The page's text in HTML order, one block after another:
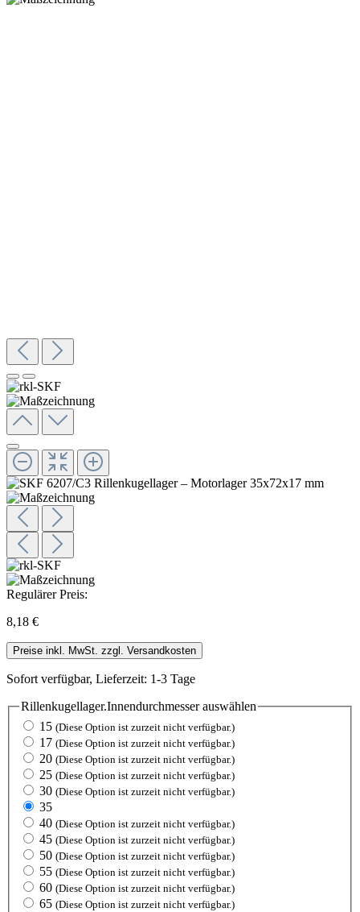
Regulärer Preis:
8,18 €
Preise inkl. MwSt. zzgl. Versandkosten
Sofort verfügbar, Lieferzeit: 1-3 Tage
Rillenkugellager.Innendurchmesserauswählen
15 (Diese Option ist zurzeit nicht verfügbar.)
17 (Diese Option ist zurzeit nicht verfügbar.)
20 (Diese Option ist zurzeit nicht verfügbar.)
25 (Diese Option ist zurzeit nicht verfügbar.)
30 (Diese Option ist zurzeit nicht verfügbar.)
35
40 (Diese Option ist zurzeit nicht verfügbar.)
45 (Diese Option ist zurzeit nicht verfügbar.)
50 (Diese Option ist zurzeit nicht verfügbar.)
55 (Diese Option ist zurzeit nicht verfügbar.)
60 (Diese Option ist zurzeit nicht verfügbar.)
65 (Diese Option ist zurzeit nicht verfügbar.)